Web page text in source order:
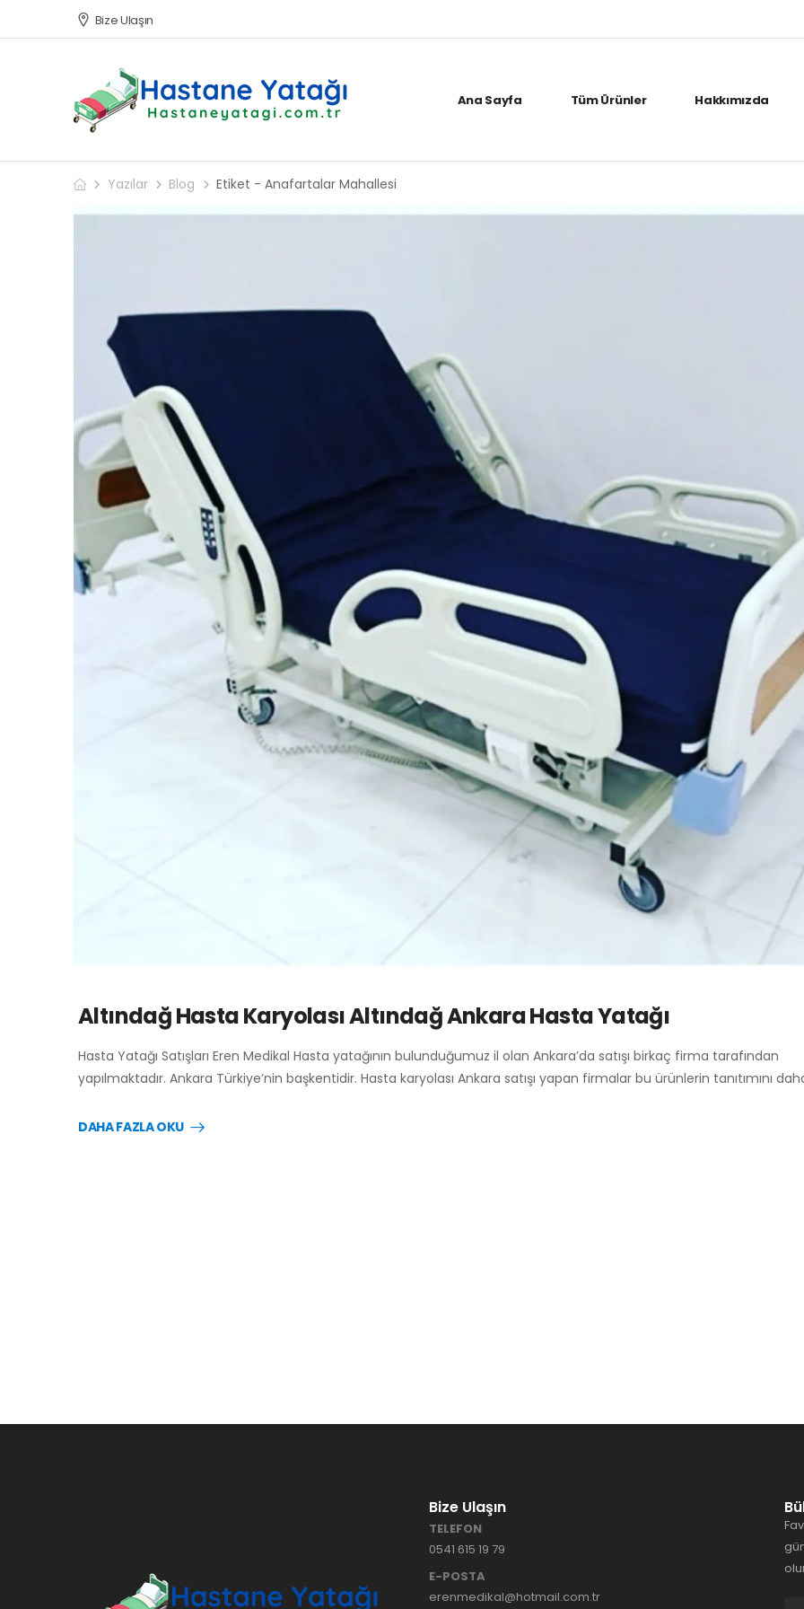
Bize Ulaşın
Ana Sayfa Tüm Ürünler Hakkımızda
Yazılar Blog Etiket - Anafartalar Mahallesi
Altındağ Hasta Karyolası Altındağ Ankara Hasta Yatağı
Hasta Yatağı Satışları Eren Medikal Hasta yatağının bulunduğumuz il olan Ankara’da satışı birkaç firma tarafından
yapılmaktadır. Ankara Türkiye’nin başkentidir. Hasta karyolası Ankara satışı yapan firmalar bu ürünlerin tanıtımını
DAHA FAZLA OKU
Bize Ulaşın
TELEFON
0541 615 19 79
E-POSTA
erenmedikal@hotmail.com.tr